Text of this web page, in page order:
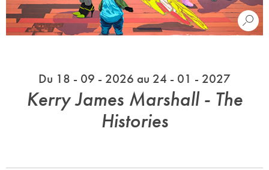
Du 18 - 09 - 2026 au 24 - 01 - 2027
Kerry James Marshall - The
Histories